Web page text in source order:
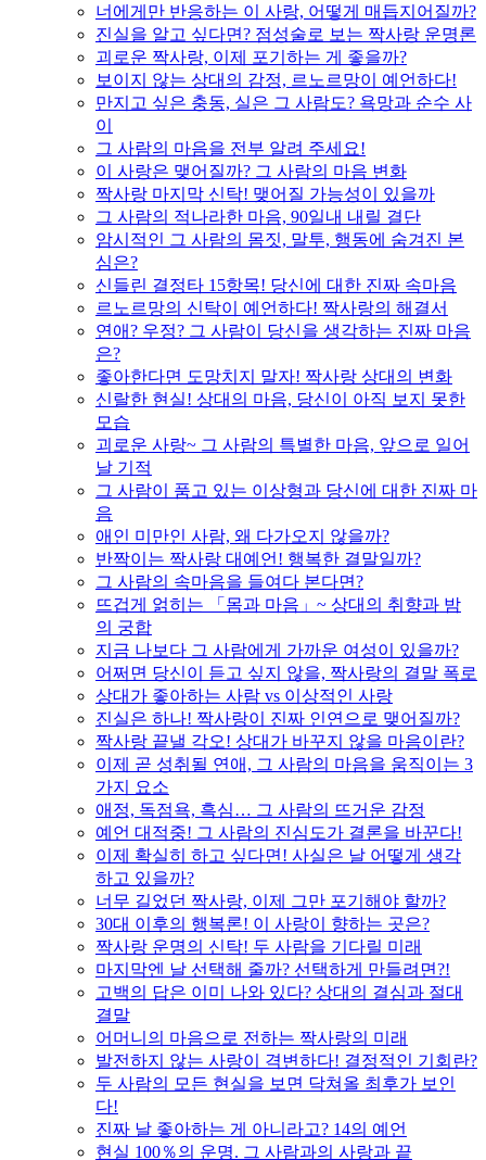
너에게만 반응하는 이 사랑, 어떻게 매듭지어질까?
진실을 알고 싶다면? 점성술로 보는 짝사랑 운명론
괴로운 짝사랑, 이제 포기하는 게 좋을까?
보이지 않는 상대의 감정, 르노르망이 예언하다!
만지고 싶은 충동, 실은 그 사람도? 욕망과 순수 사
이
그 사람의 마음을 전부 알려 주세요!
이 사랑은 맺어질까? 그 사람의 마음 변화
짝사랑 마지막 신탁! 맺어질 가능성이 있을까
그 사람의 적나라한 마음, 90일내 내릴 결단
암시적인 그 사람의 몸짓, 말투, 행동에 숨겨진 본
심은?
신들린 결정타 15항목! 당신에 대한 진짜 속마음
르노르망의 신탁이 예언하다! 짝사랑의 해결서
연애? 우정? 그 사람이 당신을 생각하는 진짜 마음
은?
좋아한다면 도망치지 말자! 짝사랑 상대의 변화
신랄한 현실! 상대의 마음, 당신이 아직 보지 못한
모습
괴로운 사랑~ 그 사람의 특별한 마음, 앞으로 일어
날 기적
그 사람이 품고 있는 이상형과 당신에 대한 진짜 마
음
애인 미만인 사람, 왜 다가오지 않을까?
반짝이는 짝사랑 대예언! 행복한 결말일까?
그 사람의 속마음을 들여다 본다면?
뜨겁게 얽히는 「몸과 마음」~ 상대의 취향과 밤
의 궁합
지금 나보다 그 사람에게 가까운 여성이 있을까?
어쩌면 당신이 듣고 싶지 않을, 짝사랑의 결말 폭로
상대가 좋아하는 사람 vs 이상적인 사랑
진실은 하나! 짝사랑이 진짜 인연으로 맺어질까?
짝사랑 끝낼 각오! 상대가 바꾸지 않을 마음이란?
이제 곧 성취될 연애, 그 사람의 마음을 움직이는 3
가지 요소
애정, 독점욕, 흑심… 그 사람의 뜨거운 감정
예언 대적중! 그 사람의 진심도가 결론을 바꾼다!
이제 확실히 하고 싶다면! 사실은 날 어떻게 생각
하고 있을까?
너무 길었던 짝사랑, 이제 그만 포기해야 할까?
30대 이후의 행복론! 이 사랑이 향하는 곳은?
짝사랑 운명의 신탁! 두 사람을 기다릴 미래
마지막엔 날 선택해 줄까? 선택하게 만들려면?!
고백의 답은 이미 나와 있다? 상대의 결심과 절대
결말
어머니의 마음으로 전하는 짝사랑의 미래
발전하지 않는 사랑이 격변하다! 결정적인 기회란?
두 사람의 모든 현실을 보면 닥쳐올 최후가 보인
다!
진짜 날 좋아하는 게 아니라고? 14의 예언
현실 100％의 운명. 그 사람과의 사랑과 끝